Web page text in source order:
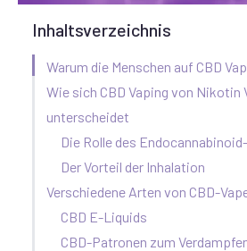
Inhaltsverzeichnis
Warum die Menschen auf CBD
Wie sich CBD Vaping von Nikotin
unterscheidet
Die Rolle des
Der Vorteil der Inhalation
Verschiedene Arten von CBD-
CBD E-Liquids
CBD-Patronen zum